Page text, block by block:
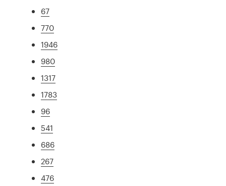
67
770
1946
980
1317
1783
96
541
686
267
476